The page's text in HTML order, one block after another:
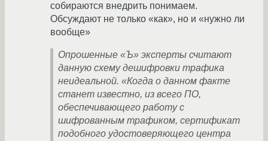
собираются внедрить понимаем.
Обсуждают не только «как», но и «нужно ли
вообще»
Опрошенные «Ъ» эксперты считают
данную схему дешифровки трафика
неидеальной. «Когда о данном факте
станет известно, из всего ПО,
обеспечивающего работу с
шифрованным трафиком, сертификат
подобного удостоверяющего центра